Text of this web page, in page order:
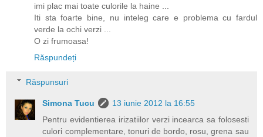
imi plac mai toate culorile la haine ...
Iti sta foarte bine, nu inteleg care e problema cu fardul
verde la ochi verzi ...
O zi frumoasa!
Răspundeți
Răspunsuri
Simona Tucu
13 iunie 2012 la 16:55
Pentru evidentierea irizatiilor verzi incearca sa folosesti
culori complementare, tonuri de bordo, rosu, grena sau